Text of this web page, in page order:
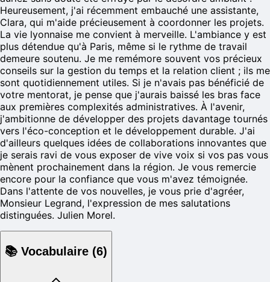
Heureusement, j'ai récemment embauché une assistante,
Clara, qui m'aide précieusement à coordonner les projets.
La vie lyonnaise me convient à merveille. L'ambiance y est
plus détendue qu'à Paris, même si le rythme de travail
demeure soutenu. Je me remémore souvent vos précieux
conseils sur la gestion du temps et la relation client ; ils me
sont quotidiennement utiles. Si je n'avais pas bénéficié de
votre mentorat, je pense que j'aurais baissé les bras face
aux premières complexités administratives. À l'avenir,
j'ambitionne de développer des projets davantage tournés
vers l'éco-conception et le développement durable. J'ai
d'ailleurs quelques idées de collaborations innovantes que
je serais ravi de vous exposer de vive voix si vos pas vous
mènent prochainement dans la région. Je vous remercie
encore pour la confiance que vous m'avez témoignée.
Dans l'attente de vos nouvelles, je vous prie d'agréer,
Monsieur Legrand, l'expression de mes salutations
distinguées. Julien Morel.
📚 Vocabulaire (6)